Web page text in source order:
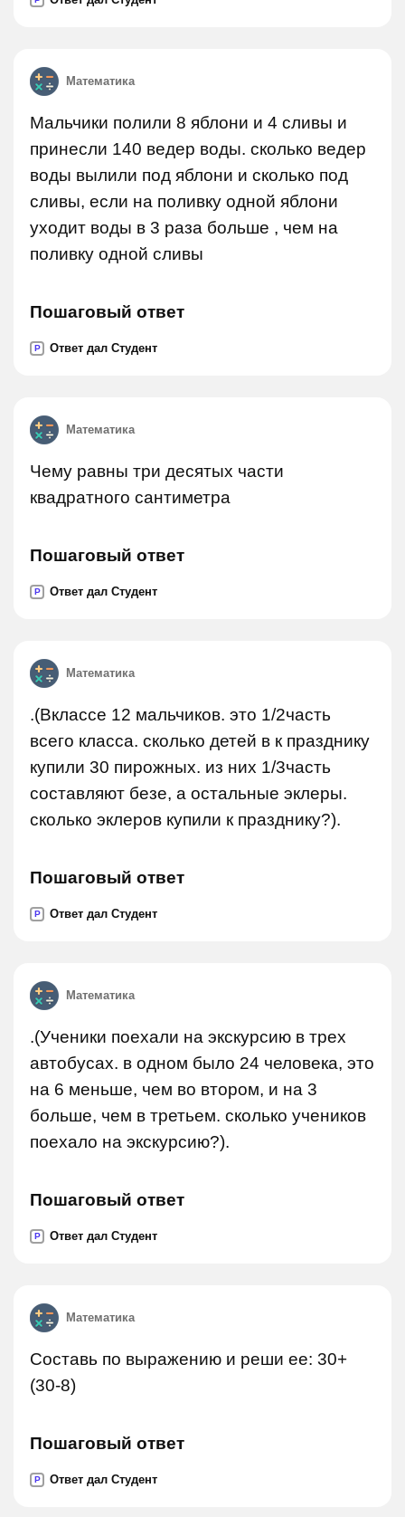
Математика
Мальчики полили 8 яблони и 4 сливы и
принесли 140 ведер воды. сколько ведер
воды вылили под яблони и сколько под
сливы, если на поливку одной яблони
уходит воды в 3 раза больше , чем на
поливку одной сливы
Пошаговый ответ
P Ответ дал Студент
Математика
Чему равны три десятых части
квадратного сантиметра
Пошаговый ответ
P Ответ дал Студент
Математика
.(Вклассе 12 мальчиков. это 1/2часть
всего класса. сколько детей в к празднику
купили 30 пирожных. из них 1/3часть
составляют безе, а остальные эклеры.
сколько эклеров купили к празднику?).
Пошаговый ответ
P Ответ дал Студент
Математика
.(Ученики поехали на экскурсию в трех
автобусах. в одном было 24 человека, это
на 6 меньше, чем во втором, и на 3
больше, чем в третьем. сколько учеников
поехало на экскурсию?).
Пошаговый ответ
P Ответ дал Студент
Математика
Составь по выражению и реши ее: 30+
(30-8)
Пошаговый ответ
P Ответ дал Студент